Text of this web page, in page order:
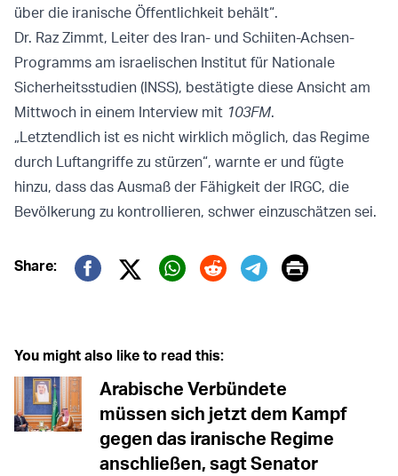
über die iranische Öffentlichkeit behält“.
Dr. Raz Zimmt, Leiter des Iran- und Schiiten-Achsen-
Programms am israelischen Institut für Nationale
Sicherheitsstudien (INSS), bestätigte diese Ansicht am
Mittwoch in einem Interview mit 103FM.
„Letztendlich ist es nicht wirklich möglich, das Regime
durch Luftangriffe zu stürzen“, warnte er und fügte
hinzu, dass das Ausmaß der Fähigkeit der IRGC, die
Bevölkerung zu kontrollieren, schwer einzuschätzen sei.
Share:
Twitter (X)
Print
You might also like to read this:
Arabische Verbündete
müssen sich jetzt dem Kampf
gegen das iranische Regime
anschließen, sagt Senator